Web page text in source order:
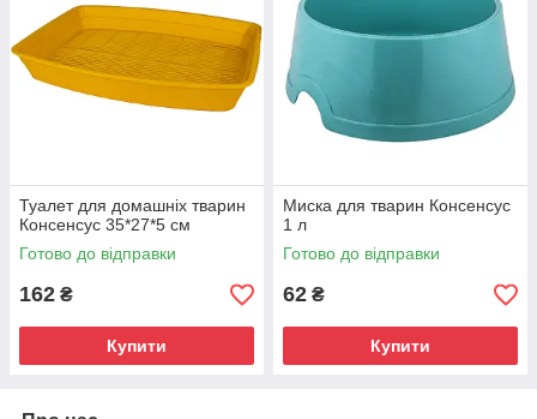
Туалет для домашніх тварин
Консенсус 35*27*5 см
Готово до відправки
162 ₴
Купити
Миска для тварин Консенсус
1 л
Готово до відправки
62 ₴
Купити